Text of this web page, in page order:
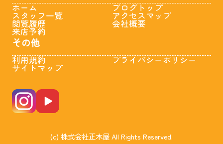
ホーム
スタッフ一覧
閲覧履歴
来店予約
ブログトップ
アクセスマップ
会社概要
その他
利用規約
サイトマップ
プライバシーポリシー
(c) 株式会社正木屋 All Rights Reserved.